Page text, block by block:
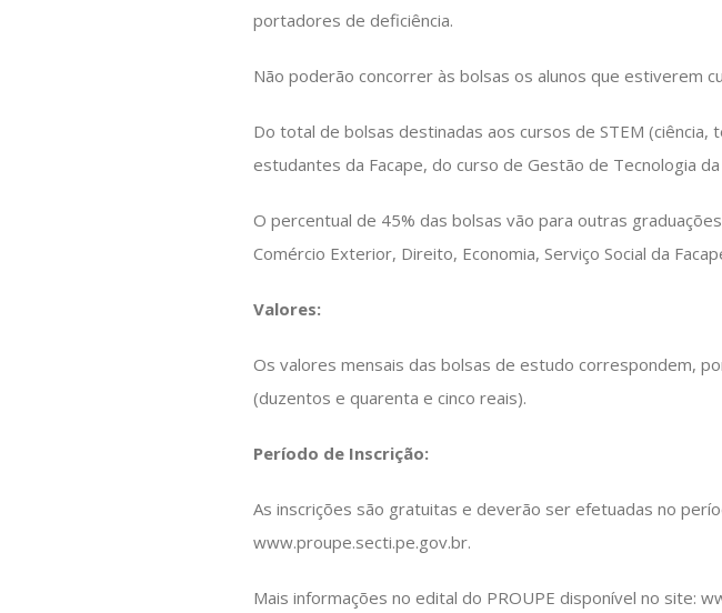
portadores de deficiência.
Não poderão concorrer às bolsas os alunos que estiverem
Do total de bolsas destinadas aos cursos de STEM
estudantes da Facape, do curso de Gestão de Tecnologia
O percentual de 45% das bolsas vão para outras
Comércio Exterior, Direito, Economia, Serviço Social da
Valores:
Os valores mensais das bolsas de estudo correspondem,
(duzentos e quarenta e cinco reais).
Período de Inscrição:
As inscrições são gratuitas e deverão ser efetuadas no
www.proupe.secti.pe.gov.br.
Mais informações no edital do PROUPE disponível no site: